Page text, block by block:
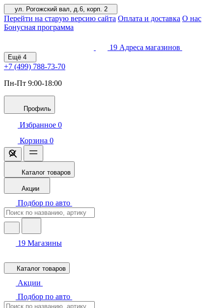
ул. Рогожский вал, д.6, корп. 2
Перейти на старую версию сайта Оплата и доставка О нас
Бонусная программа
19 Адреса магазинов
Ещё 4
+7 (499) 788-73-70
Пн-Пт 9:00-18:00
Профиль
Избранное 0
Корзина 0
Каталог товаров
Акции
Подбор по авто
19 Магазины
Каталог товаров
Акции
Подбор по авто